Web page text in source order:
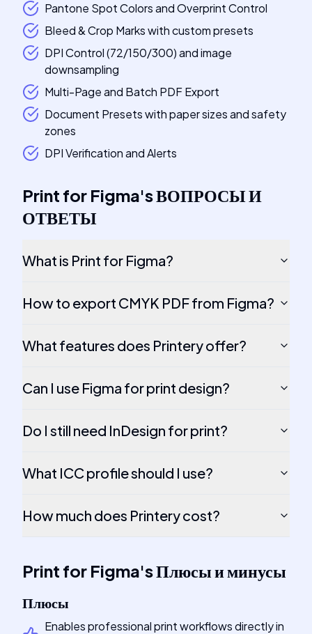
Pantone Spot Colors and Overprint Control
Bleed & Crop Marks with custom presets
DPI Control (72/150/300) and image
downsampling
Multi-Page and Batch PDF Export
Document Presets with paper sizes and safety
zones
DPI Verification and Alerts
Print for Figma'sВОПРОСЫ И
ОТВЕТЫ
What is Print for Figma?
How to export CMYK PDF from Figma?
What features does Printery offer?
Can I use Figma for print design?
Do I still need InDesign for print?
What ICC profile should I use?
How much does Printery cost?
Print for Figma'sПлюсы и минусы
Плюсы
Enables professional print workflows directly in